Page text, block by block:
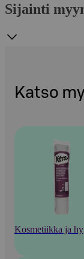
Sijainti
Katso
Kosmetiikka ja